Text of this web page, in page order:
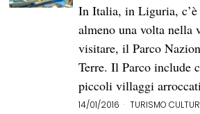
In Italia, in Liguria, c’è
almeno una volta nella
visitare, il Parco
Terre. Il Parco include
piccoli villaggi
14/01/2016 TURISMO